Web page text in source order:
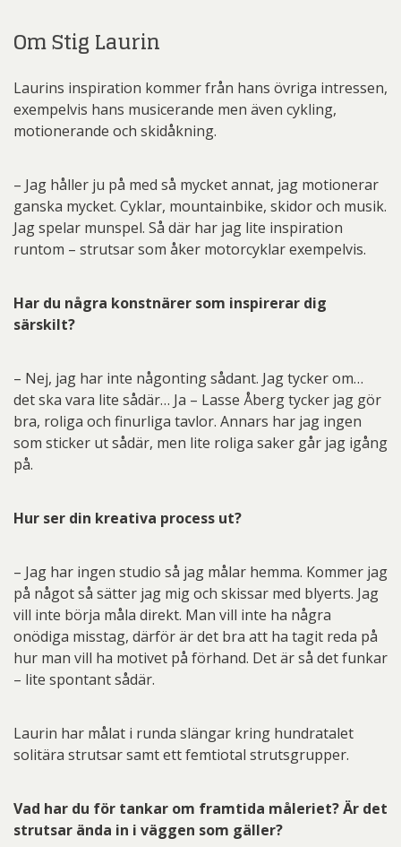
Om Stig Laurin
Laurins inspiration kommer från hans övriga intressen,
exempelvis hans musicerande men även cykling,
motionerande och skidåkning.
– Jag håller ju på med så mycket annat, jag motionerar
ganska mycket. Cyklar, mountainbike, skidor och musik.
Jag spelar munspel. Så där har jag lite inspiration
runtom – strutsar som åker motorcyklar exempelvis.
Har du några konstnärer som inspirerar dig
särskilt?
– Nej, jag har inte någonting sådant. Jag tycker om…
det ska vara lite sådär… Ja – Lasse Åberg tycker jag gör
bra, roliga och finurliga tavlor. Annars har jag ingen
som sticker ut sådär, men lite roliga saker går jag igång
på.
Hur ser din kreativa process ut?
– Jag har ingen studio så jag målar hemma. Kommer jag
på något så sätter jag mig och skissar med blyerts. Jag
vill inte börja måla direkt. Man vill inte ha några
onödiga misstag, därför är det bra att ha tagit reda på
hur man vill ha motivet på förhand. Det är så det funkar
– lite spontant sådär.
Laurin har målat i runda slängar kring hundratalet
solitära strutsar samt ett femtiotal strutsgrupper.
Vad har du för tankar om framtida måleriet? Är det
strutsar ända in i väggen som gäller?